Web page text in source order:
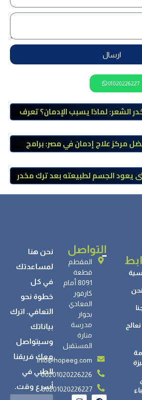
ارسال
01020226227
الشعر: لماذا يسبب الإدمان؟ تعرف
مركز علاج إدمان في مصر: برامج
يعود الجسم لطبيعته بعد ترك مخدر
مراحل التعافي والعوامل المؤثرة
التواصل
المقطم
قطعة
8091 أمام
كارفور
المعادي
بجوار
مدرسة
منارة
المستقبل
info@hopeeg.com
00201020226226
00201020226227
نحن هنا
لمساعدتك
في كل
خطوة نحو
التعافي. اترك
بياناتك
وسيتواصل
معك فريقنا
الطبي في
أسرع وقت.